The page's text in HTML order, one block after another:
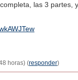
las 3 partes,
horas) (responder)